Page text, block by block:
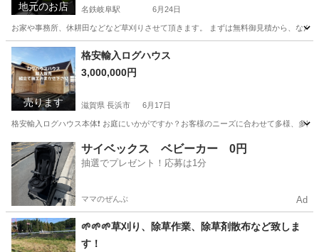
地元のお店 名鉄岐阜駅 6月24日
お家や事務所、休耕田などなど草刈りさせて頂きます。 まずは無料御見積から、な
岐阜 岐阜市 名鉄岐阜駅 引っ越し
売ります
格安輸入ログハウス
3,000,000円
滋賀県 長浜市 6月17日
格安輸入ログハウス本体❗️ お庭にいかがですか？お客様のニーズに合わせて多様、多
滋賀 長浜市 その他 ログハウス
サイベックス ベビーカー 0円
抽選でプレゼント！応募は1分
ママのぜんぶ Ad
🌱🌱🌱草刈り、除草作業、除草剤散布など致しま
す！